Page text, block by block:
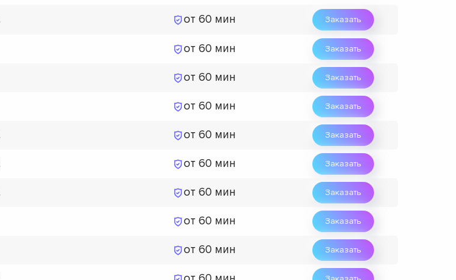
от 60 мин Заказать
от 60 мин Заказать
от 60 мин Заказать
от 60 мин Заказать
от 60 мин Заказать
от 60 мин Заказать
от 60 мин Заказать
от 60 мин Заказать
от 60 мин Заказать